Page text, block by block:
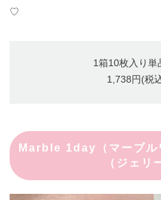
♡
1箱10枚入り単
1,738円(税
Marble 1day（マーブ
（ジェリ